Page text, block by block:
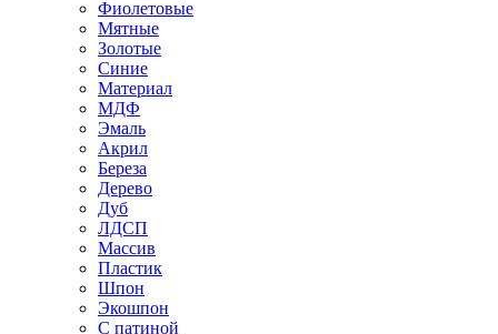
Фиолетовые
Мятные
Золотые
Синие
Материал
МДФ
Эмаль
Акрил
Береза
Дерево
Дуб
ЛДСП
Массив
Пластик
Шпон
Экошпон
С патиной